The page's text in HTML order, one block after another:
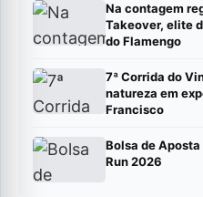
Na contagem
Takeover, elite
do Flamengo
7ª Corrida do
natureza em
Francisco
Bolsa de
Run 2026